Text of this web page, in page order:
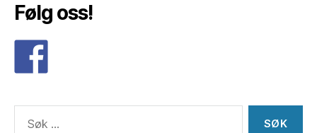
Følg oss!
etter: